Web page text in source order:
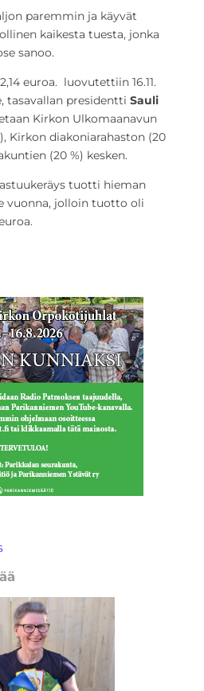
paremmin ja käyvät
kaikesta tuesta, jonka
sanoo.
euroa. luovutettiin 16.11.
tasavallan presidentti Sauli
Kirkon Ulkomaanavun
Kirkon diakoniarahaston (20
(20 %) kesken.
tuotti hieman
vuonna, jolloin tuotto oli